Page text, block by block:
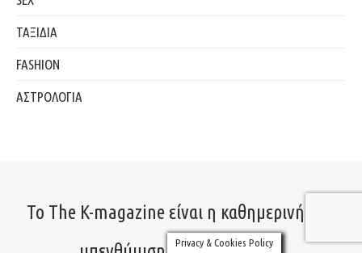
ΤΑΞΙΔΙΑ
FASHION
ΑΣΤΡΟΛΟΓΙΑ
Το The K-magazine είναι η καθημερινή σου
Privacy & Cookies Policy